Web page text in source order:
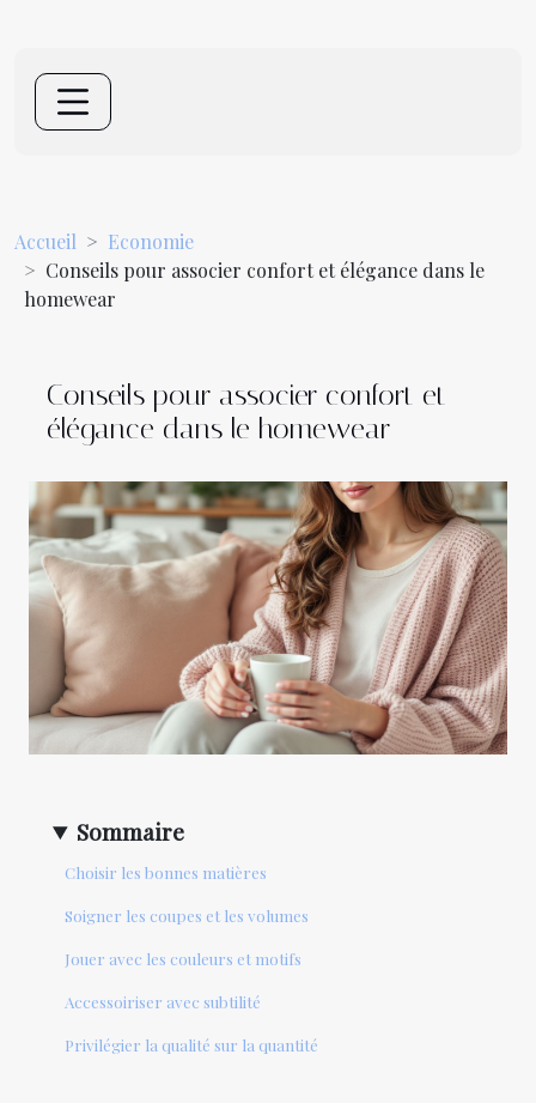
Accueil
Economie
Conseils pour associer confort et élégance dans le
homewear
Conseils pour associer confort et
élégance dans le homewear
Sommaire
Choisir les bonnes matières
Soigner les coupes et les volumes
Jouer avec les couleurs et motifs
Accessoiriser avec subtilité
Privilégier la qualité sur la quantité